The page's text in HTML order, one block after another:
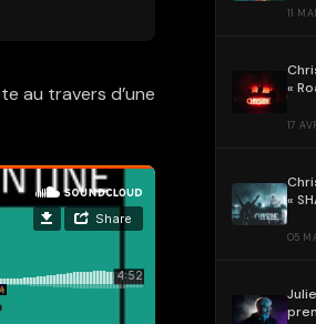
au travers d’une
11
«
17
«
05